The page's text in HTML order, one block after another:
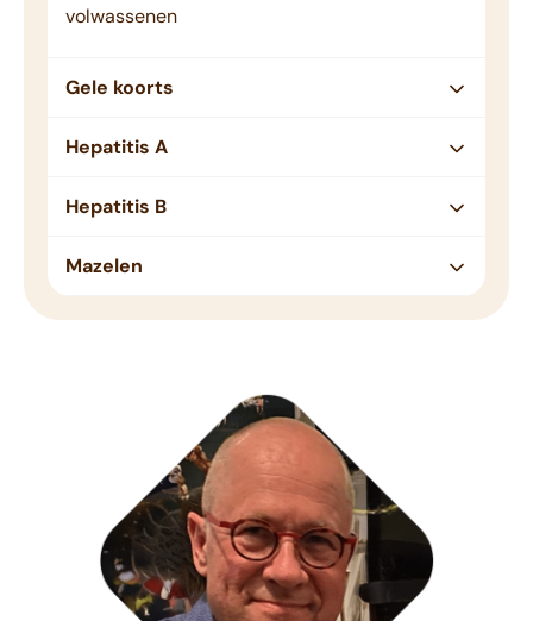
volwassenen
Gele koorts
Hepatitis A
Hepatitis B
Mazelen